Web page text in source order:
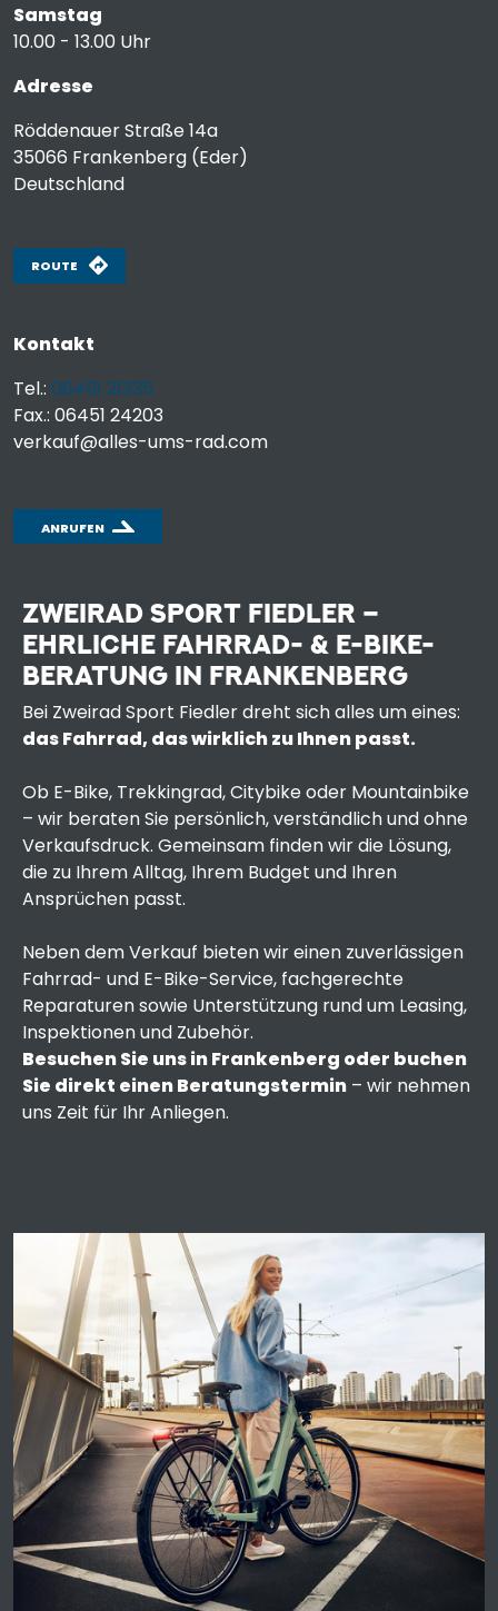
Samstag
10.00 - 13.00 Uhr
Adresse
Röddenauer Straße 14a
35066 Frankenberg (Eder)
Deutschland
ROUTE
Kontakt
Tel.: 06451 21335
Fax.: 06451 24203
verkauf@alles-ums-rad.com
ANRUFEN
ZWEIRAD SPORT FIEDLER –
EHRLICHE FAHRRAD- & E-BIKE-
BERATUNG IN FRANKENBERG
Bei Zweirad Sport Fiedler dreht sich alles um eines:
das Fahrrad, das wirklich zu Ihnen passt.
Ob E-Bike, Trekkingrad, Citybike oder Mountainbike
– wir beraten Sie persönlich, verständlich und ohne
Verkaufsdruck. Gemeinsam finden wir die Lösung,
die zu Ihrem Alltag, Ihrem Budget und Ihren
Ansprüchen passt.
Neben dem Verkauf bieten wir einen zuverlässigen
Fahrrad- und E-Bike-Service, fachgerechte
Reparaturen sowie Unterstützung rund um Leasing,
Inspektionen und Zubehör.
Besuchen Sie uns in Frankenberg oder buchen
Sie direkt einen Beratungstermin – wir nehmen
uns Zeit für Ihr Anliegen.